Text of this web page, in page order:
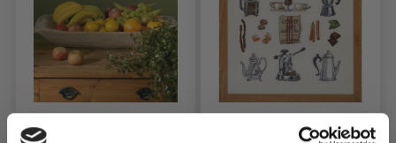
ZESTAW DO HAFTU
ZESTAW DO HAFTU